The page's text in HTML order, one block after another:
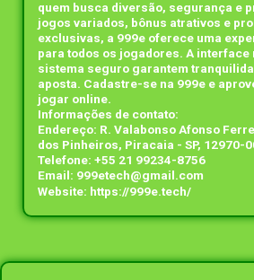
quem busca diversão, segurança e
jogos variados, bônus atrativos e
exclusivas, a 999e oferece uma
para todos os jogadores. A interface
sistema seguro garantem
aposta. Cadastre-se na 999e e
jogar online.
Informações de contato:
Endereço: R. Valabonso Afonso
dos Pinheiros, Piracaia - SP, 12970-
Telefone: +55 21 99234-8756
Email: 999etech@gmail.com
Website: https://999e.tech/